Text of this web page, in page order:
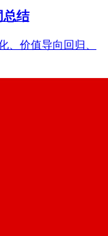
总结
、价值导向回归、